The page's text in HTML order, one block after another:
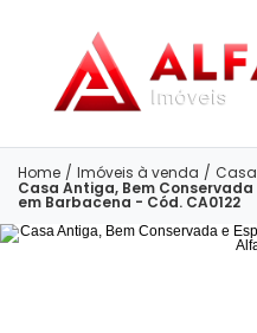
Home / Imóveis à venda / Casa
Casa Antiga, Bem
em Barbacena - Cód. CA0122